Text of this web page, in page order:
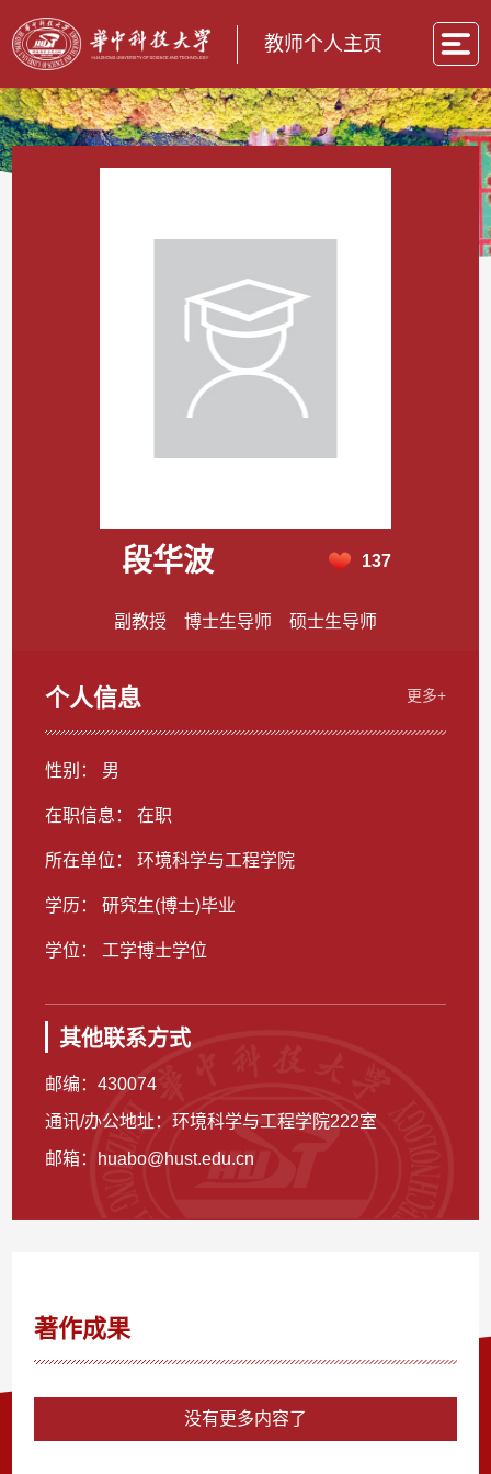
教师个人主页
段华波 137
副教授 博士生导师 硕士生导师
个人信息 更多+
性别： 男
在职信息： 在职
所在单位： 环境科学与工程学院
学历： 研究生(博士)毕业
学位： 工学博士学位
其他联系方式
邮编：430074
通讯/办公地址：环境科学与工程学院222室
邮箱：
huabo@hust.edu.cn
著作成果
没有更多内容了